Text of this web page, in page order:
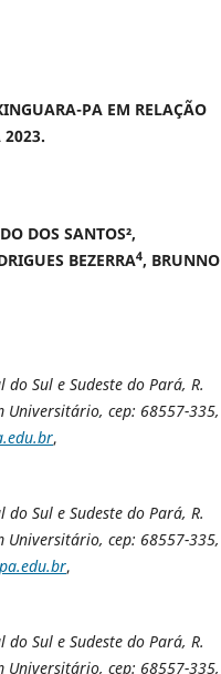
PA EM RELAÇÃO
2023.
DOS SANTOS²,
BEZERRA4, BRUNNO
Sul e Sudeste do Pará, R.
Universitário, cep: 68557-335,
,
Sul e Sudeste do Pará, R.
Universitário, cep: 68557-335,
,
Sul e Sudeste do Pará, R.
Universitário, cep: 68557-335,